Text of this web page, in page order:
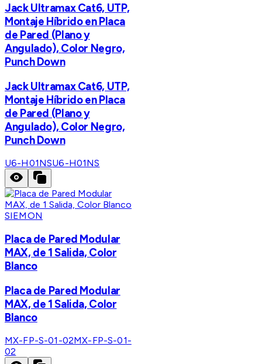
Jack Ultramax Cat6, UTP,
Montaje Híbrido en Placa
de Pared (Plano y
Angulado), Color Negro,
Punch Down
Jack Ultramax Cat6, UTP,
Montaje Híbrido en Placa
de Pared (Plano y
Angulado), Color Negro,
Punch Down
U6-H01NSU6-H01NS
SIEMON
Placa de Pared Modular
MAX, de 1 Salida, Color
Blanco
Placa de Pared Modular
MAX, de 1 Salida, Color
Blanco
MX-FP-S-01-02MX-FP-S-01-
02